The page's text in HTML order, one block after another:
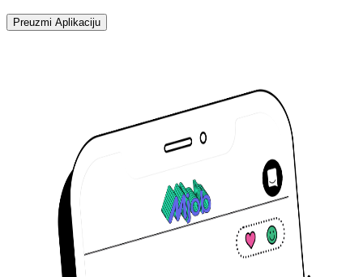
Preuzmi Aplikaciju